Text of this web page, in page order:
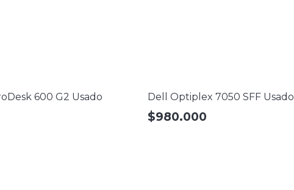
600 G2 Usado Dell Optiplex 7050 SFF Usado
$980.000